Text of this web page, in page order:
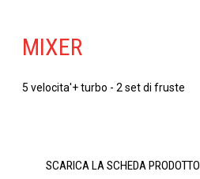
MIXER
5 velocita'+ turbo - 2 set di fruste
SCARICA LA SCHEDA PRODOTTO